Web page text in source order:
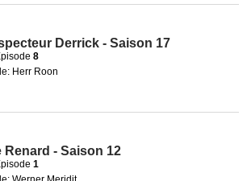
Derrick - Saison 17
8
Herr Roon
Renard - Saison 12
1